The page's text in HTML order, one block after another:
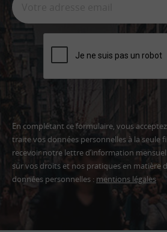
En complétant ce formulaire, vous
traite vos données personnelles à la seule
recevoir notre lettre d’information
sur vos droits et nos pratiques en matière
données personnelles : mentions légales